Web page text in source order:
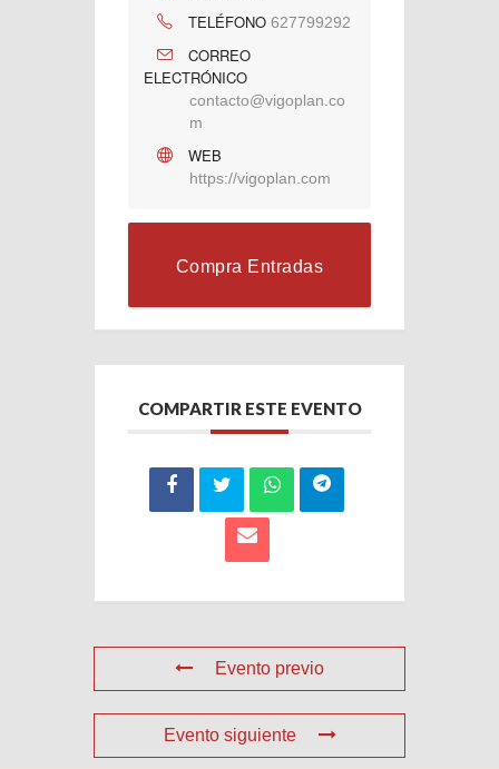
TELÉFONO 627799292
CORREO
ELECTRÓNICO
contacto@vigoplan.co
m
WEB
https://vigoplan.com
Compra Entradas
COMPARTIR ESTE EVENTO
Evento previo
Evento siguiente